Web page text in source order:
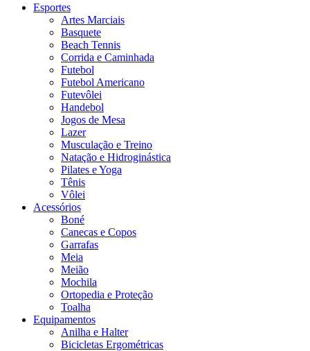
Esportes
Artes Marciais
Basquete
Beach Tennis
Corrida e Caminhada
Futebol
Futebol Americano
Futevôlei
Handebol
Jogos de Mesa
Lazer
Musculação e Treino
Natação e Hidroginástica
Pilates e Yoga
Tênis
Vôlei
Acessórios
Boné
Canecas e Copos
Garrafas
Meia
Meião
Mochila
Ortopedia e Proteção
Toalha
Equipamentos
Anilha e Halter
Bicicletas Ergométricas